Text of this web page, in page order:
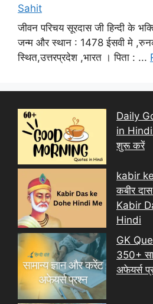
Sahit
जीवन परिचय सूरदास जी हिन्दी के
जन्म और स्थान : 1478 ईसवी मे
स्थित,उत्तरप्रदेश ,भारत । पिता : ...
Daily
in Hindi:
शुरू करें
kabir
कबीर
Kabir
Hindi
GK
350+
अफेयर्स